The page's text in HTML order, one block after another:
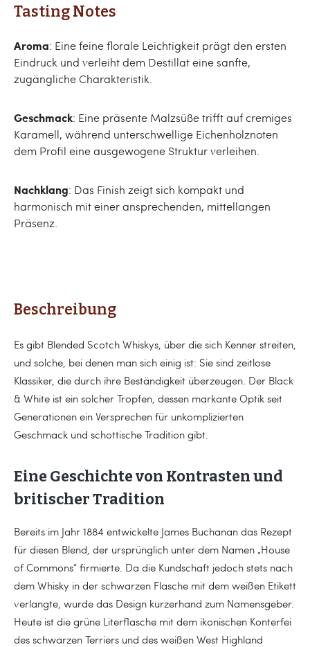
Tasting Notes
Aroma: Eine feine florale Leichtigkeit prägt den ersten
Eindruck und verleiht dem Destillat eine sanfte,
zugängliche Charakteristik.
Geschmack: Eine präsente Malzsüße trifft auf cremiges
Karamell, während unterschwellige Eichenholznoten
dem Profil eine ausgewogene Struktur verleihen.
Nachklang: Das Finish zeigt sich kompakt und
harmonisch mit einer ansprechenden, mittellangen
Präsenz.
Beschreibung
Es gibt Blended Scotch Whiskys, über die sich Kenner streiten,
und solche, bei denen man sich einig ist: Sie sind zeitlose
Klassiker, die durch ihre Beständigkeit überzeugen. Der Black
& White ist ein solcher Tropfen, dessen markante Optik seit
Generationen ein Versprechen für unkomplizierten
Geschmack und schottische Tradition gibt.
Eine Geschichte von Kontrasten und
britischer Tradition
Bereits im Jahr 1884 entwickelte James Buchanan das Rezept
für diesen Blend, der ursprünglich unter dem Namen „House
of Commons“ firmierte. Da die Kundschaft jedoch stets nach
dem Whisky in der schwarzen Flasche mit dem weißen Etikett
verlangte, wurde das Design kurzerhand zum Namensgeber.
Heute ist die grüne Literflasche mit dem ikonischen Konterfei
des schwarzen Terriers und des weißen West Highland